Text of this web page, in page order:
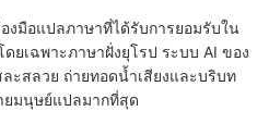
องมือแปลภาษาที่ได้รับการยอมรับใน
ยเฉพาะภาษาฝั่งยุโรป ระบบ AI ของ
ะสลวย ถ่ายทอดน้ำเสียงและบริบท
ยมนุษย์แปลมากที่สุด